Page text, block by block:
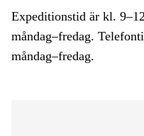
Expeditionstid är kl.
måndag–fredag.
måndag–fredag.